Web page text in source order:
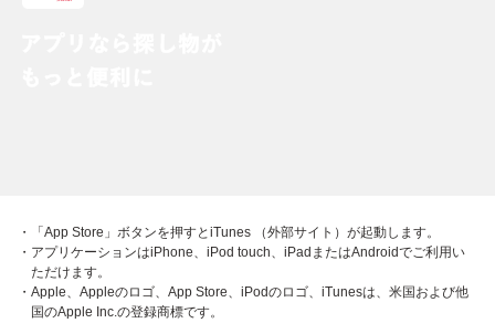
・「App Store」ボタンを押すとiTunes （外部サイト）が起動します。
・アプリケーションはiPhone、iPod touch、iPadまたはAndroidでご利用い
ただけます。
・Apple、Appleのロゴ、App Store、iPodのロゴ、iTunesは、米国および他
国のApple Inc.の登録商標です。